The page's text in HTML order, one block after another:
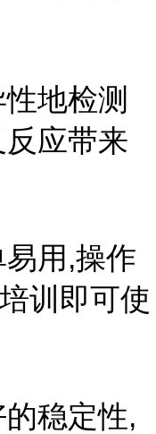
地检测
应带来
用,操作
训即可使
稳定性,